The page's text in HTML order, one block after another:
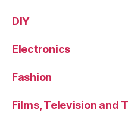
DIY
Electronics
Fashion
Films, Television and